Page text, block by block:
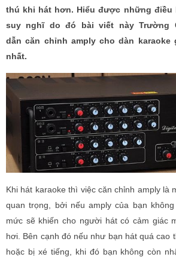
thú khi hát hơn. Hiểu được những điều
suy nghĩ do đó bài viết này Trường
dẫn căn chỉnh amply cho dàn
nhất.
Khi hát karaoke thì việc căn chỉnh amply là
quan trọng, bởi nếu amply của bạn
mức sẽ khiến cho người hát có cảm giác
hơi. Bên cạnh đó nếu như bạn hát quá cao
hoặc bị xé tiếng, khi đó bạn không còn